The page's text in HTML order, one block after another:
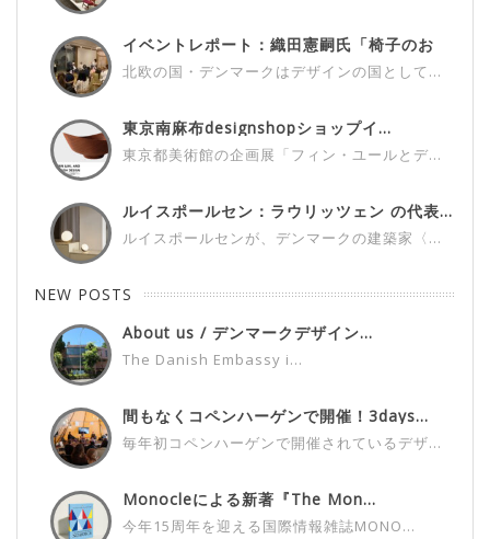
イベントレポート：織田憲嗣氏「椅子のお
話...
北欧の国・デンマークはデザインの国として...
東京南麻布designshopショップイ...
東京都美術館の企画展「フィン・ユールとデ...
ルイスポールセン：ラウリッツェン の代表...
ルイスポールセンが、デンマークの建築家〈...
NEW POSTS
About us / デンマークデザイン...
The Danish Embassy i...
間もなくコペンハーゲンで開催！3days...
毎年初コペンハーゲンで開催されているデザ...
Monocleによる新著『The Mon...
今年15周年を迎える国際情報雑誌MONO...